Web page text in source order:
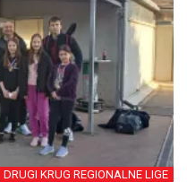
DRUGI KRUG REGIONALNE LIGE